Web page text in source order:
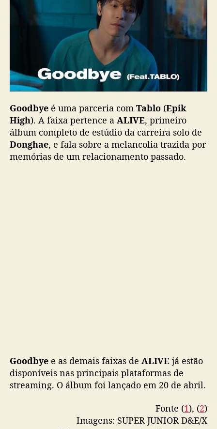
a
M
V
d
“
G
o
o
b
a
c
o
a
Goodbye é uma parceria com Tablo (Epik
High). A faixa pertence a ALIVE, primeiro
álbum completo de estúdio da carreira solo de
Donghae, e fala sobre a melancolia trazida por
memórias de um relacionamento passado.
Goodbye e as demais faixas de ALIVE já estão
disponíveis nas principais plataformas de
streaming. O álbum foi lançado em 20 de abril.
Fonte (1), (2)
Imagens: SUPER JUNIOR D&E/X